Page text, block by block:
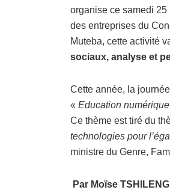
organise ce samedi
des entreprises du
Muteba, cette activité
sociaux, analyse et
Cette année, la
« Education
Ce thème est tiré du
technologies pour
ministre du Genre,
Par Moïse TSHILENGI